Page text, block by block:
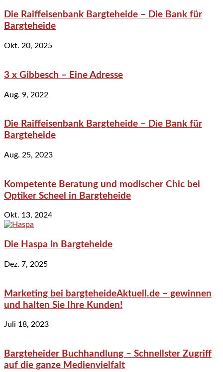
Die Raiffeisenbank Bargteheide – Die Bank für
Bargteheide
Okt. 20, 2025
3 x Gibbesch – Eine Adresse
Aug. 9, 2022
Die Raiffeisenbank Bargteheide – Die Bank für
Bargteheide
Aug. 25, 2023
Kompetente Beratung und modischer Chic bei
Optiker Scheel in Bargteheide
Okt. 13, 2024
Die Haspa in Bargteheide
Dez. 7, 2025
Marketing bei bargteheideAktuell.de – gewinnen
und halten Sie Ihre Kunden!
Juli 18, 2023
Bargteheider Buchhandlung – Schnellster Zugriff
auf die ganze Medienvielfalt